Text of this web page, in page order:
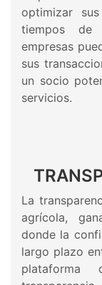
optimizar
tiempos de
empresas
sus
un socio
servicios.
La
agrícola,
donde la
largo plazo